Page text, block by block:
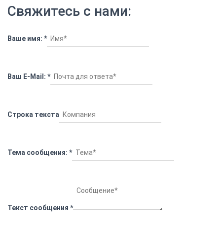
Свяжитесь с нами:
Ваше имя: *
Ваш E-Mail: *
Строка текста
Тема сообщения: *
Текст сообщения *